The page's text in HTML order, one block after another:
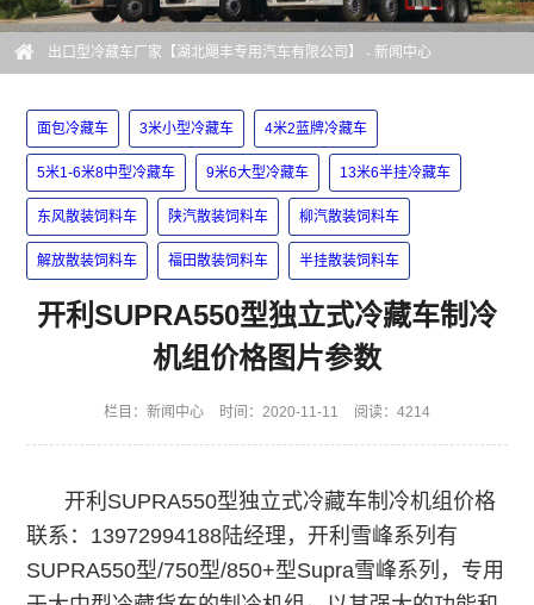
出口型冷藏车厂家【湖北飓丰专用汽车有限公司】 - 新闻中心
面包冷藏车 3米小型冷藏车 4米2蓝牌冷藏车
5米1-6米8中型冷藏车 9米6大型冷藏车 13米6半挂冷藏车
东风散装饲料车 陕汽散装饲料车 柳汽散装饲料车
解放散装饲料车 福田散装饲料车 半挂散装饲料车
开利SUPRA550型独立式冷藏车制冷
机组价格图片参数
栏目： 新闻中心 时间：2020-11-11 阅读：4214
开利SUPRA550型独立式冷藏车制冷机组价格
联系：13972994188陆经理，开利雪峰系列有
SUPRA550型/750型/850+型Supra雪峰系列，专用